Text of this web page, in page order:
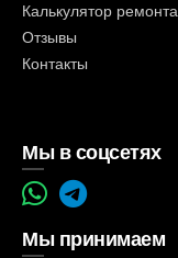
Калькулятор ремонта
Отзывы
Контакты
Мы в соцсетях
Мы принимаем